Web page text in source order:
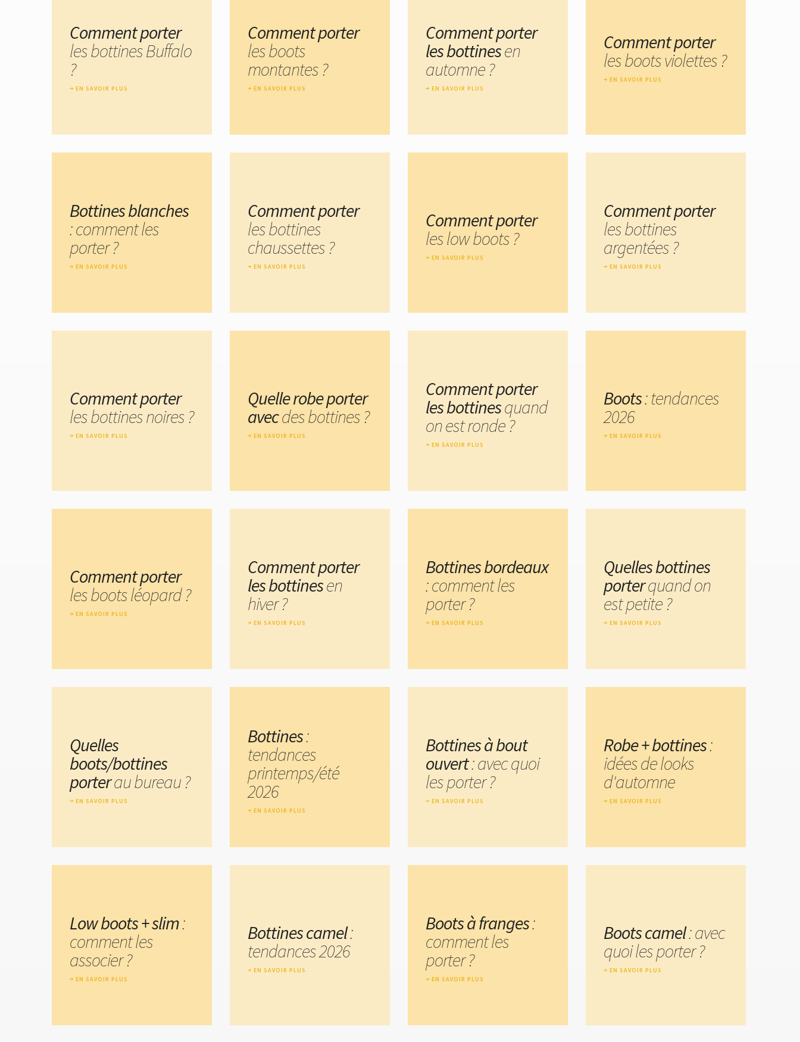
Comment porter
les bottines Buffalo
?
EN SAVOIR PLUS
Comment porter
les boots
montantes ?
EN SAVOIR PLUS
Comment porter
les bottinesen
automne ?
EN SAVOIR PLUS
Comment porter
les boots violettes ?
EN SAVOIR PLUS
Bottines blanches
: comment les
porter ?
EN SAVOIR PLUS
Comment porter
les bottines
chaussettes ?
EN SAVOIR PLUS
Comment porter
les low boots ?
EN SAVOIR PLUS
Comment porter
les bottines
argentées ?
EN SAVOIR PLUS
Comment porter
les bottines noires ?
EN SAVOIR PLUS
Quelle robe porter
avecdes bottines ?
EN SAVOIR PLUS
Comment porter
les bottinesquand
on est ronde ?
EN SAVOIR PLUS
Boots: tendances
2026
EN SAVOIR PLUS
Comment porter
les boots léopard ?
EN SAVOIR PLUS
Comment porter
les bottinesen
hiver ?
EN SAVOIR PLUS
Bottines bordeaux
: comment les
porter ?
EN SAVOIR PLUS
Quelles bottines
porterquand on
est petite ?
EN SAVOIR PLUS
Quelles
boots/bottines
porterau bureau ?
EN SAVOIR PLUS
Bottines:
tendances
printemps/été
2026
EN SAVOIR PLUS
Bottines à bout
ouvert: avec quoi
les porter ?
EN SAVOIR PLUS
Robe + bottines:
idées de looks
d'automne
EN SAVOIR PLUS
Low boots + slim:
comment les
associer ?
EN SAVOIR PLUS
Bottines camel:
tendances 2026
EN SAVOIR PLUS
Boots à franges:
comment les
porter ?
EN SAVOIR PLUS
Boots camel: avec
quoi les porter ?
EN SAVOIR PLUS